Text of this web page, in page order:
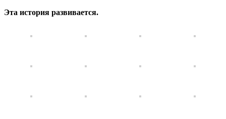
Эта история развивается.